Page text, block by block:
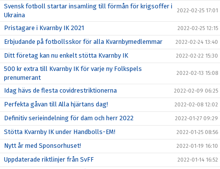
Svensk fotboll startar insamling till förmån för krigsoffer i
Ukraina
2022-02-25 17:01
Pristagare i Kvarnby IK 2021 2022-02-25 12:15
Erbjudande på fotbollsskor för alla Kvarnbymedlemmar 2022-02-24 13:40
Ditt företag kan nu enkelt stötta Kvarnby IK 2022-02-22 15:30
500 kr extra till Kvarnby IK för varje ny Folkspels
prenumerant
2022-02-13 15:08
Idag hävs de flesta covidrestriktionerna 2022-02-09 06:25
Perfekta gåvan till Alla hjärtans dag! 2022-02-08 12:02
Definitiv serieindelning för dam och herr 2022 2022-01-27 09:29
Stötta Kvarnby IK under Handbolls-EM! 2022-01-25 08:56
Nytt år med Sponsorhuset! 2022-01-19 16:10
Uppdaterade riktlinjer från SvFF 2022-01-14 16:52